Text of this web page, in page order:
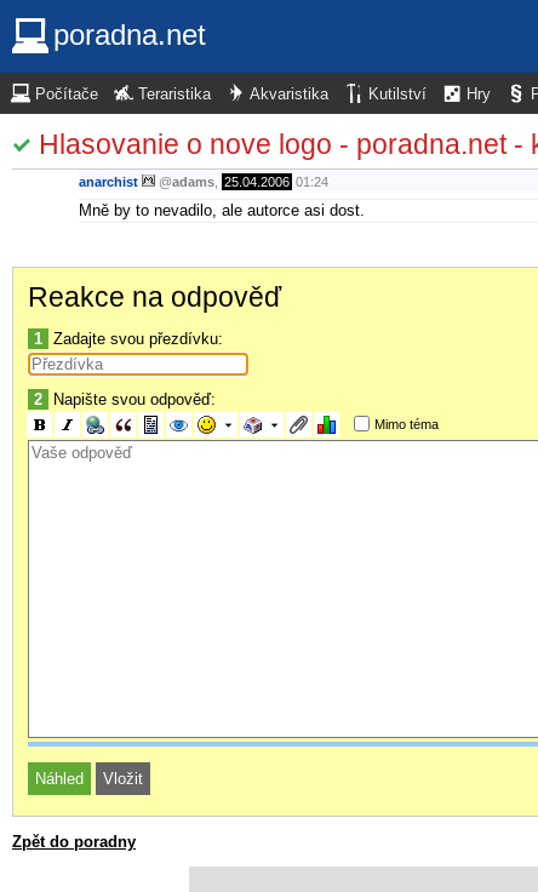
poradna.net
Počítače Teraristika Akvaristika Kutilství Hry
Hlasovanie o nove logo - poradna.net -
anarchist @adams 25.04.2006 01:24
Mně by to nevadilo, ale autorce asi dost.
Reakce na odpověď
1 Zadajte svou přezdívku:
2 Napište svou odpověď:
Mimo téma
Zpět do poradny